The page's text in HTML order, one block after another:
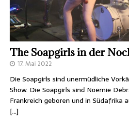
The Soapgirls in der
17. Mai 2022
Die Soapgirls sind unermüdliche
Show. Die Soapgirls sind Noemie
Frankreich geboren und in Südafrika
[…]